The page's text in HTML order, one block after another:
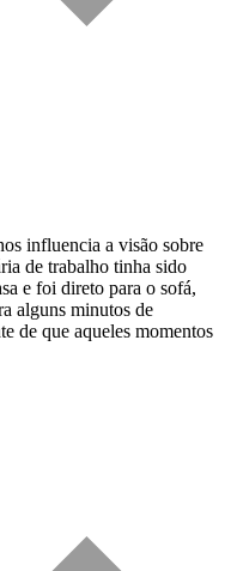
influencia a visão sobre
de trabalho tinha sido
e foi direto para o sofá,
alguns minutos de
de que aqueles momentos